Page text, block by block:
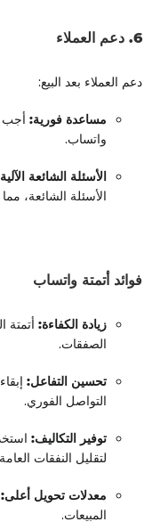
6. دعم العملاء
دعم العملاء بعد البيع:
مساعدة فورية: أجب
واتساب.
الأسئلة الشائعة
الأسئلة الشائعة،
فوائد أتمتة واتساب
زيادة الكفاءة: أتمتة
الصفقات.
تحسين التفاعل:
التواصل الفوري.
توفير التكاليف:
لتقليل النفقات
معدلات تحويل أعلى:
المبيعات.